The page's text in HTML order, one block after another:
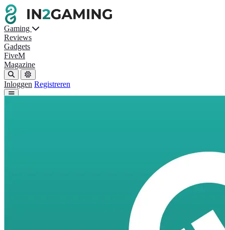
Gaming
Reviews
Gadgets
FiveM
Magazine
Inloggen Registreren